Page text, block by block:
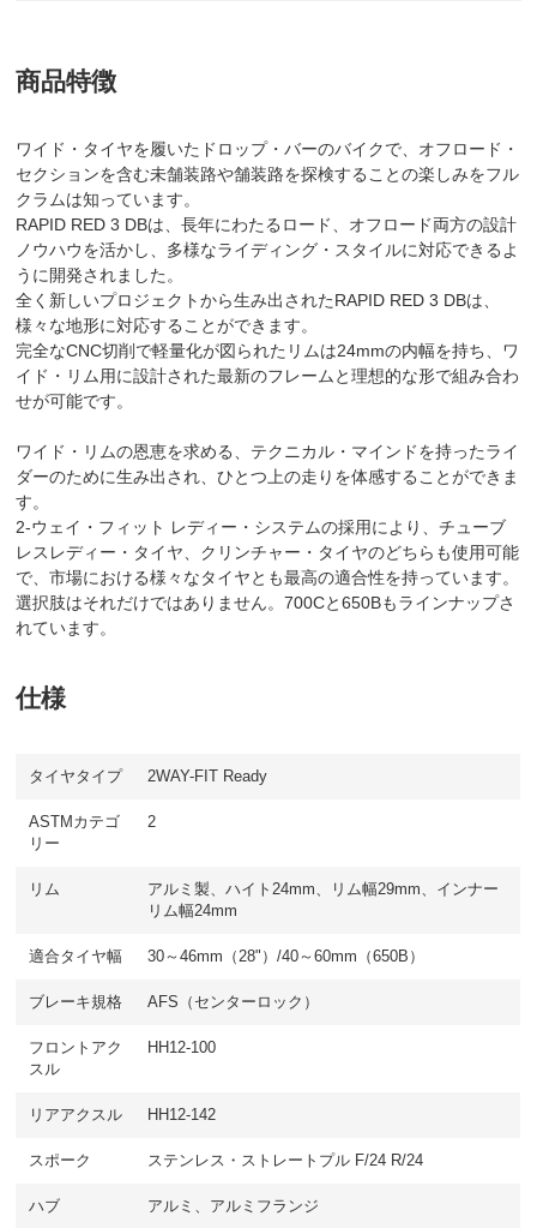
商品特徴
ワイド・タイヤを履いたドロップ・バーのバイクで、オフロード・
セクションを含む未舗装路や舗装路を探検することの楽しみをフル
クラムは知っています。
RAPID RED 3 DBは、長年にわたるロード、オフロード両方の設計
ノウハウを活かし、多様なライディング・スタイルに対応できるよ
うに開発されました。
全く新しいプロジェクトから生み出されたRAPID RED 3 DBは、
様々な地形に対応することができます。
完全なCNC切削で軽量化が図られたリムは24mmの内幅を持ち、ワ
イド・リム用に設計された最新のフレームと理想的な形で組み合わ
せが可能です。
ワイド・リムの恩恵を求める、テクニカル・マインドを持ったライ
ダーのために生み出され、ひとつ上の走りを体感することができま
す。
2-ウェイ・フィット レディー・システムの採用により、チューブ
レスレディー・タイヤ、クリンチャー・タイヤのどちらも使用可能
で、市場における様々なタイヤとも最高の適合性を持っています。
選択肢はそれだけではありません。700Cと650Bもラインナップさ
れています。
仕様
タイヤタイプ 2WAY-FIT Ready
ASTMカテゴ
リー
2
リム
アルミ製、ハイト24mm、リム幅29mm、インナー
リム幅24mm
適合タイヤ幅 30～46mm（28"）/40～60mm（650B）
ブレーキ規格 AFS（センターロック）
フロントアク
スル
HH12-100
リアアクスル HH12-142
スポーク ステンレス・ストレートプル F/24 R/24
ハブ アルミ、アルミフランジ